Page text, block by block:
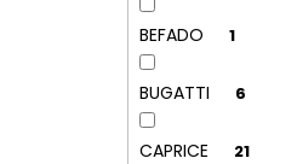
BEFADO 1
BUGATTI 6
CAPRICE 21